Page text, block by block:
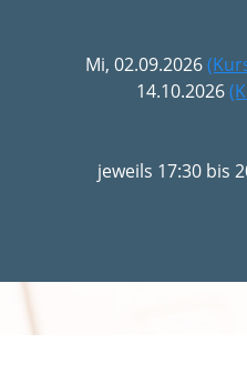
Mi, 02.09.2026
14.10.2026
jeweils 17:30 bis